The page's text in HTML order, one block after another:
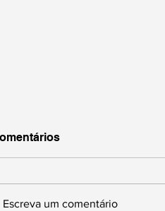
Escreva um comentário